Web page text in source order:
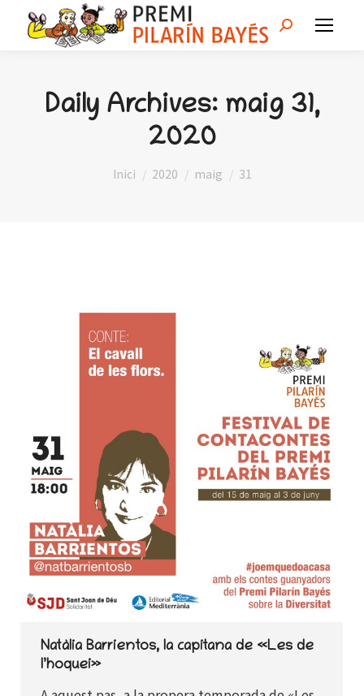
Search:
Daily Archives: maig 31,
2020
You are here:
Inici 2020 maig 31
Natàlia Barrientos, la capitana de «Les de
l’hoquei»